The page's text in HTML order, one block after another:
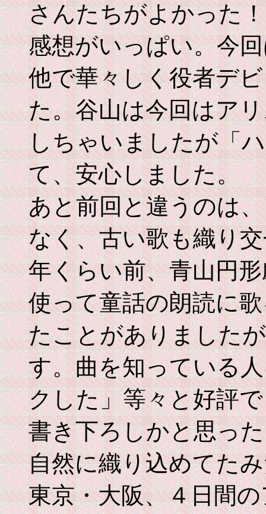
さんたちがよかった
感想がいっぱい。今
他で華々しく役者デ
た。谷山は今回はア
しちゃいましたが「
て、安心しました。
あと前回と違うのは
なく、古い歌も織り
年くらい前、青山円
使って童話の朗読に
たことがありました
す。曲を知っている
クした」等々と好評
書き下ろしかと思っ
自然に織り込めてた
東京・大阪、４日間